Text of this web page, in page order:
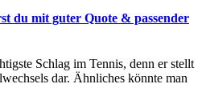
du mit guter Quote & passender
Schlag im Tennis, denn er stellt
dar. Ähnliches könnte man